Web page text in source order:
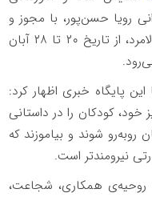
رویا حسن‌پور، با مجوز و
همکاری اداره آموزش‌وپرورش شهرستان لامرد، از تاریخ ۲۰ تا ۲۸ آبان
پایگاه خبری اظهار کرد:
خود، کودکان را در داستانی
شوند و بیاموزند که
نیرومندتر است.
روحیه‌ی همکاری، شجاعت،